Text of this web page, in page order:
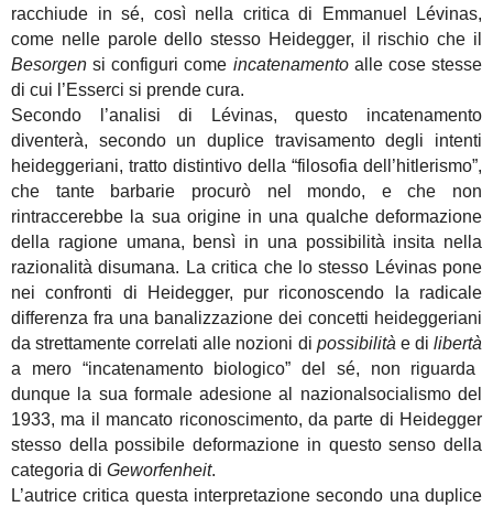
racchiude in sé, così nella critica di Emmanuel Lévinas,
come nelle parole dello stesso Heidegger, il rischio che il
Besorgensi configuri come incatenamentoalle cose stesse
di cui l’Esserci si prende cura.
Secondo l’analisi di Lévinas, questo incatenamento
diventerà, secondo un duplice travisamento degli intenti
heideggeriani, tratto distintivo della “filosofia dell’hitlerismo”,
che tante barbarie procurò nel mondo, e che non
rintraccerebbe la sua origine in una qualche deformazione
della ragione umana, bensì in una possibilità insita nella
razionalità disumana. La critica che lo stesso Lévinas pone
nei confronti di Heidegger, pur riconoscendo la radicale
differenza fra una banalizzazione dei concetti heideggeriani
da strettamente correlati alle nozioni di possibilità e dilibertà
a mero “incatenamento biologico” del sé, non riguarda
dunque la sua formale adesione al nazionalsocialismo del
1933, ma il mancato riconoscimento, da parte di Heidegger
stesso della possibile deformazione in questo senso della
categoria di Geworfenheit.
L’autrice critica questa interpretazione secondo una duplice